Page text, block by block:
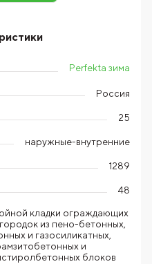
Perfekta зима
Россия
25
наружные-внутренние
1289
48
кладки ограждающих
из пено-бетонных,
и газосиликатных,
и
блоков